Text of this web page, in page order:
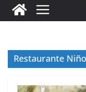
Restaurante